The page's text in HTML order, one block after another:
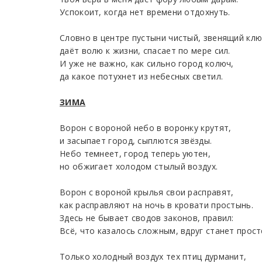
Успокоит, когда нет времени отдохнуть.
Словно в центре пустыни чистый, звенящий
даёт волю к жизни, спасает по мере сил.
И уже не важно, как сильно город колюч,
да какое потухнет из небесных светил.
ЗИМА
Ворон с вороной небо в воронку крутят,
и засыпает город, сыплются звёзды.
Небо темнеет, город теперь уютен,
но обжигает холодом стылый воздух.
Ворон с вороной крылья свои расправят,
как расправляют на ночь в кровати простынь.
Здесь не бывает сводов законов, правил:
Всё, что казалось сложным, вдруг станет
Только холодный воздух тех птиц дурманит,